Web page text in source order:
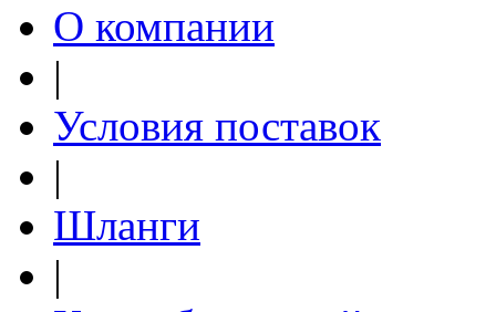
О компании
|
Условия поставок
|
Шланги
|